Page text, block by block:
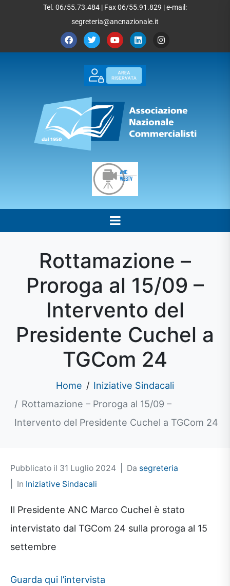
Tel. 06/55.73.484 | Fax 06/55.91.829 | e-mail:
segreteria@ancnazionale.it
Rottamazione –
Proroga al 15/09 –
Intervento del
Presidente Cuchel a
TGCom 24
Home
Iniziative Sindacali
Rottamazione – Proroga al 15/09 –
Intervento del Presidente Cuchel a TGCom 24
Pubblicato il 31 Luglio 2024 Da segreteria
In Iniziative Sindacali
Il Presidente ANC Marco Cuchel è stato
intervistato dal TGCom 24 sulla proroga al 15
settembre
Guarda qui l’intervista